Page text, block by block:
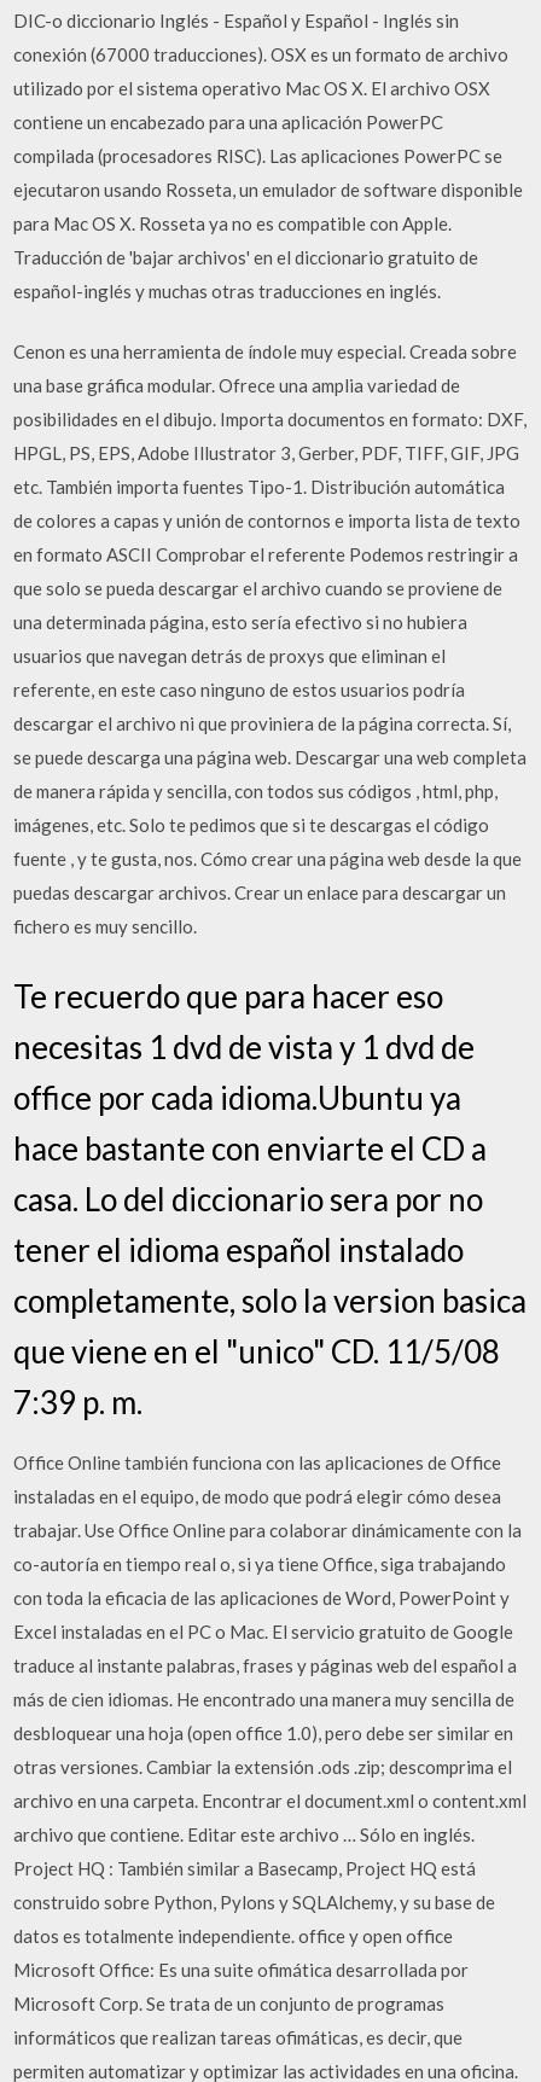
DIC-o diccionario Inglés - Español y Español - Inglés sin
conexión (67000 traducciones). OSX es un formato de archivo
utilizado por el sistema operativo Mac OS X. El archivo OSX
contiene un encabezado para una aplicación PowerPC
compilada (procesadores RISC). Las aplicaciones PowerPC se
ejecutaron usando Rosseta, un emulador de software disponible
para Mac OS X. Rosseta ya no es compatible con Apple.
Traducción de 'bajar archivos' en el diccionario gratuito de
español-inglés y muchas otras traducciones en inglés.
Cenon es una herramienta de índole muy especial. Creada sobre
una base gráfica modular. Ofrece una amplia variedad de
posibilidades en el dibujo. Importa documentos en formato: DXF,
HPGL, PS, EPS, Adobe Illustrator 3, Gerber, PDF, TIFF, GIF, JPG
etc. También importa fuentes Tipo-1. Distribución automática
de colores a capas y unión de contornos e importa lista de texto
en formato ASCII Comprobar el referente Podemos restringir a
que solo se pueda descargar el archivo cuando se proviene de
una determinada página, esto sería efectivo si no hubiera
usuarios que navegan detrás de proxys que eliminan el
referente, en este caso ninguno de estos usuarios podría
descargar el archivo ni que proviniera de la página correcta. Sí,
se puede descarga una página web. Descargar una web completa
de manera rápida y sencilla, con todos sus códigos , html, php,
imágenes, etc. Solo te pedimos que si te descargas el código
fuente , y te gusta, nos. Cómo crear una página web desde la que
puedas descargar archivos. Crear un enlace para descargar un
fichero es muy sencillo.
Te recuerdo que para hacer eso
necesitas 1 dvd de vista y 1 dvd de
office por cada idioma.Ubuntu ya
hace bastante con enviarte el CD a
casa. Lo del diccionario sera por no
tener el idioma español instalado
completamente, solo la version basica
que viene en el "unico" CD. 11/5/08
7:39 p. m.
Office Online también funciona con las aplicaciones de Office
instaladas en el equipo, de modo que podrá elegir cómo desea
trabajar. Use Office Online para colaborar dinámicamente con la
co-autoría en tiempo real o, si ya tiene Office, siga trabajando
con toda la eficacia de las aplicaciones de Word, PowerPoint y
Excel instaladas en el PC o Mac. El servicio gratuito de Google
traduce al instante palabras, frases y páginas web del español a
más de cien idiomas. He encontrado una manera muy sencilla de
desbloquear una hoja (open office 1.0), pero debe ser similar en
otras versiones. Cambiar la extensión .ods .zip; descomprima el
archivo en una carpeta. Encontrar el document.xml o content.xml
archivo que contiene. Editar este archivo … Sólo en inglés.
Project HQ : También similar a Basecamp, Project HQ está
construido sobre Python, Pylons y SQLAlchemy, y su base de
datos es totalmente independiente. office y open office
Microsoft Office: Es una suite ofimática desarrollada por
Microsoft Corp. Se trata de un conjunto de programas
informáticos que realizan tareas ofimáticas, es decir, que
permiten automatizar y optimizar las actividades en una oficina.